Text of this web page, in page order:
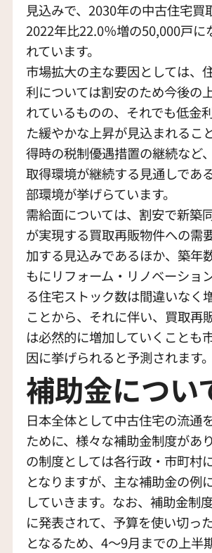
見込みで、2030年の中古住宅買
2022年比22.0％増の50,000戸に
れています。
市場拡大の主な要因としては、
利については割安のため今後の
れているものの、それでも低金
た緩やかな上昇が見込まれるこ
得時の税制優遇措置の継続など
取得環境が継続する見通しであ
部環境が挙げらています。
需給面については、割安で新築
が実現する買取再販物件への需
加する見込みであるほか、築年
もにリフォーム・リノベーショ
る住宅ストック数は間違いなく
ことから、それに伴い、買取再
は必然的に増加していくことも
因に挙げられると予測されます。
補助金につい
日本全体として中古住宅の流通
ために、様々な補助金制度があ
の制度としては各行政・市町村
となりますが、主な補助金の例
していきます。なお、補助金制
に発表されて、予算を使い切っ
となるため、4〜9月までの上半